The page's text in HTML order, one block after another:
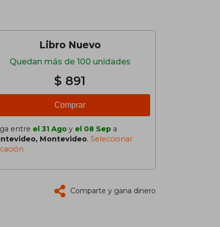
Libro Nuevo
Quedan más de 100 unidades
$ 891
Comprar
entre el 31 Ago y el 08 Sep a
Montevideo. Seleccionar
Comparte y gana dinero